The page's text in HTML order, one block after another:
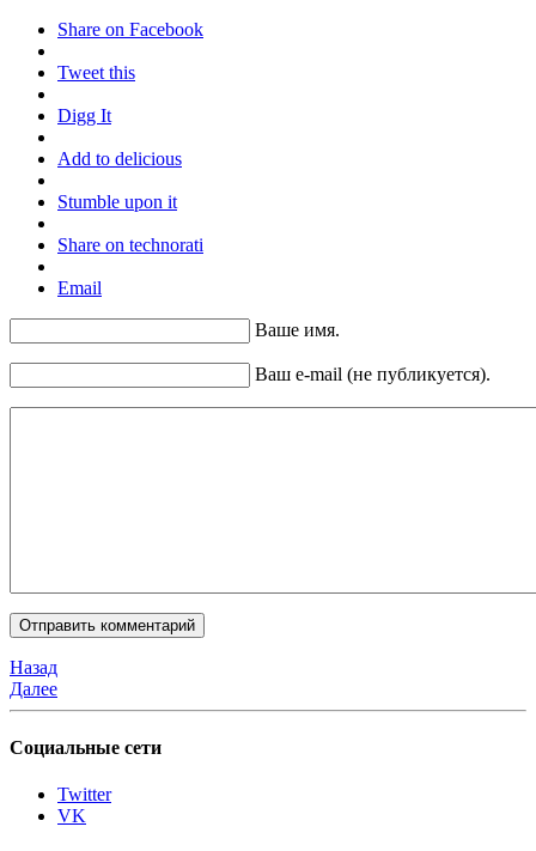
Share on Facebook
Tweet this
Digg It
Add to delicious
Stumble upon it
Share on technorati
Email
Ваше имя.
Ваш e-mail (не публикуется).
Назад
Далее
Социальные сети
Twitter
VK